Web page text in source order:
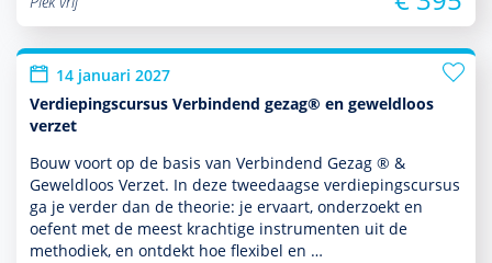
14 januari 2027
Verdiepingscursus Verbindend gezag® en geweldloos
verzet
Bouw voort op de basis van Verbindend Gezag ® &
Geweldloos Verzet. In deze tweedaagse verdiepingscursus
ga je verder dan de theorie: je ervaart, onder­zoekt en
oefent met de meest krachtige instru­men­ten uit de
metho­diek, en ontdekt hoe flexibel en …